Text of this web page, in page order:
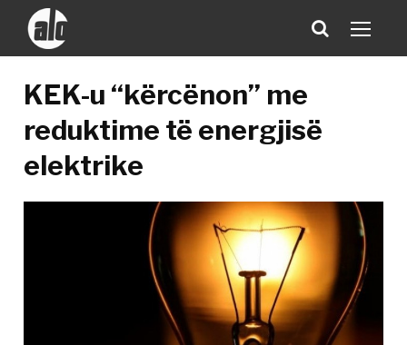
KEK-u “kërcënon” me
reduktime të energjisë
elektrike